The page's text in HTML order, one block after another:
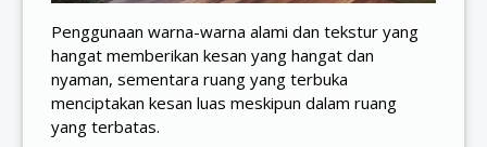
Penggunaan warna-warna alami dan tekstur yang
hangat memberikan kesan yang hangat dan
nyaman, sementara ruang yang terbuka
menciptakan kesan luas meskipun dalam ruang
yang terbatas.